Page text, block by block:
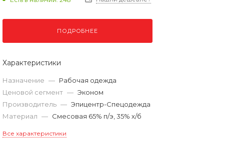
ПОДРОБНЕЕ
Характеристики
Назначение — Рабочая одежда
Ценовой сегмент — Эконом
Производитель — Эпицентр-Спецодежда
Материал — Смесовая 65% п/э, 35% х/б
Все характеристики